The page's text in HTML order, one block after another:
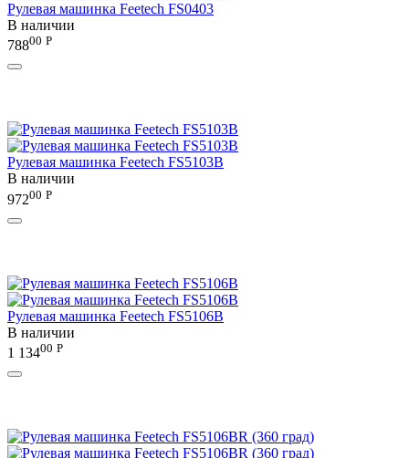
Рулевая машинка Feetech FS0403
В наличии
78800 Р
Рулевая машинка Feetech FS5103B
В наличии
97200 Р
Рулевая машинка Feetech FS5106B
В наличии
1 13400 Р